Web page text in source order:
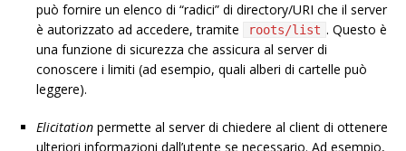
può fornire un elenco di “radici” di directory/URI che il server
è autorizzato ad accedere, tramite
roots/list . Questo è
una funzione di sicurezza che assicura al server di
conoscere i limiti (ad esempio, quali alberi di cartelle può
leggere).
Elicitation permette al server di chiedere al client di ottenere
ulteriori informazioni dall’utente se necessario. Ad esempio,